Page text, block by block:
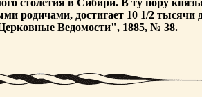
столетия в Сибири. В ту пору
родичами, достигает 10 1/2 тысячи
Ведомости", 1885, № 38.